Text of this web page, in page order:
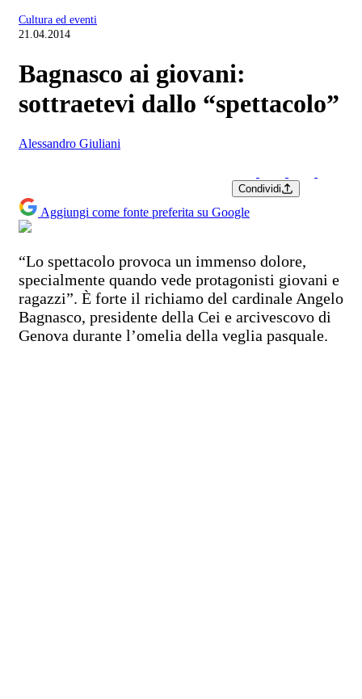
Cultura ed eventi
21.04.2014
Bagnasco ai giovani:
sottraetevi dallo “spettacolo”
Alessandro Giuliani
Condividi
Aggiungi come fonte preferita su Google
“Lo spettacolo provoca un immenso dolore,
specialmente quando vede protagonisti giovani e
ragazzi”. È forte il richiamo del cardinale Angelo
Bagnasco, presidente della Cei e arcivescovo di
Genova durante l’omelia della veglia pasquale.